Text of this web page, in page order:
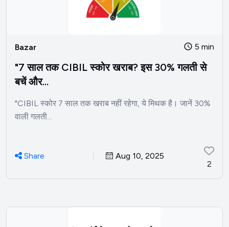
Bazar 5 min
"7 साल तक CIBIL स्कोर खराब? इस 30% गलती से
बचें और...
"CIBIL स्कोर 7 साल तक खराब नहीं रहेगा, ये मिथक है। जानें 30%
वाली गलती...
Share
Aug 10, 2025
2